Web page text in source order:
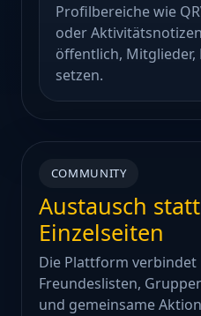
Profilbereiche wie
oder
öffentlich,
setzen.
COMMUNITY
Austausch
Einzelseiten
Die Plattform verbindet
Freundeslisten,
und gemeinsame